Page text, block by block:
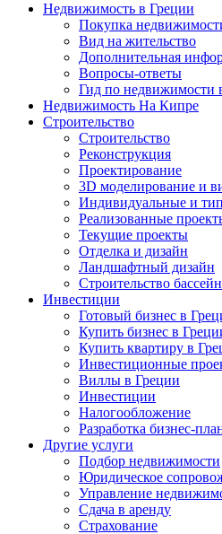
Недвижимость в Греции
Покупка
Вид на жительство
Дополнительная
Вопросы-ответы
Гид по недвижимости
Недвижимость На Кипре
Строительство
Строительство
Реконструкция
Проектирование
3D моделирование и
Индивидуальные и
Реализованные
Текущие проекты
Отделка и дизайн
Ландшафтный дизайн
Строительство
Инвестиции
Готовый бизнес в
Купить бизнес в
Купить квартиру в
Инвестиционные
Виллы в Греции
Инвестиции
Налогообложение
Разработка бизнес-
Другие услуги
Подбор недвижимости
Юридическое
Управление
Сдача в аренду
Страхование